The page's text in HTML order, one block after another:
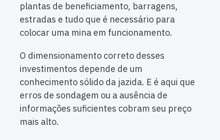
plantas de beneficiamento, barragens,
estradas e tudo que é necessário para
colocar uma mina em funcionamento.
O dimensionamento correto desses
investimentos depende de um
conhecimento sólido da jazida. E é aqui que
erros de sondagem ou a ausência de
informações suficientes cobram seu preço
mais alto.